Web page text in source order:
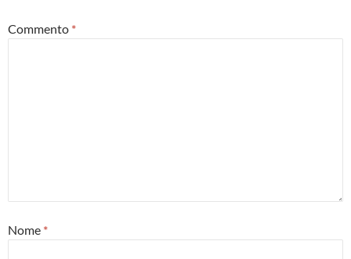
Commento *
Nome *